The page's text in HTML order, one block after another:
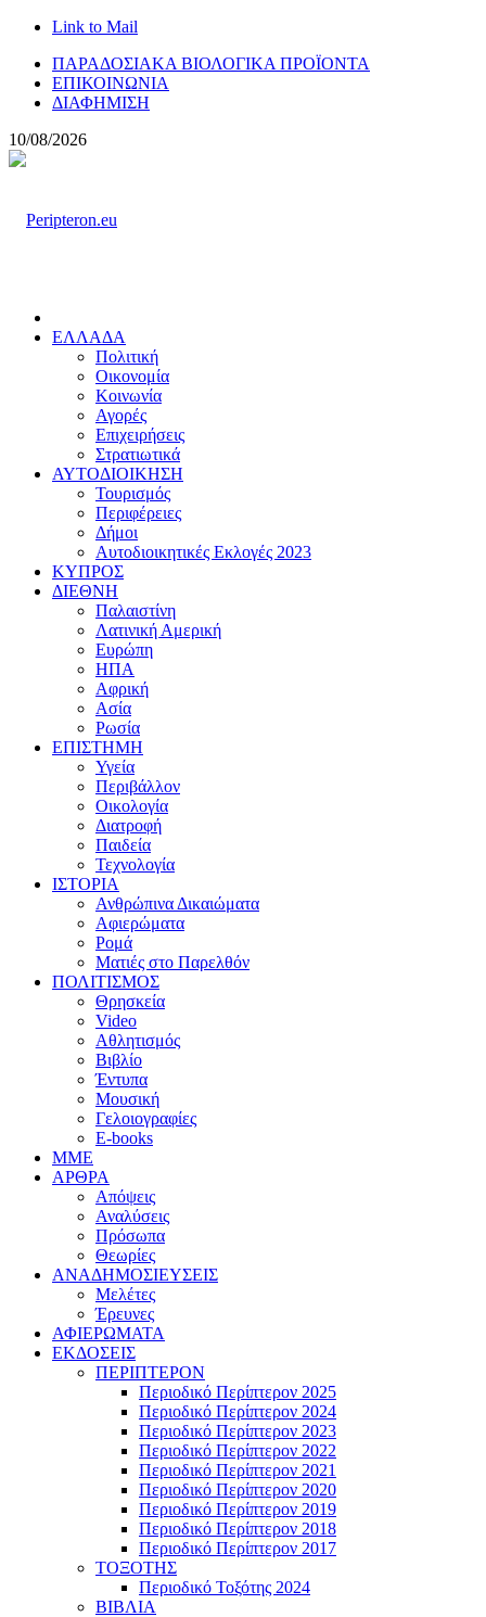
Link to Mail
ΠΑΡΑΔΟΣΙΑΚΑ ΒΙΟΛΟΓΙΚΑ ΠΡΟΪΟΝΤΑ
ΕΠΙΚΟΙΝΩΝΙΑ
ΔΙΑΦΗΜΙΣΗ
10/08/2026
ΕΛΛΑΔΑ
Πολιτική
Οικονομία
Κοινωνία
Αγορές
Επιχειρήσεις
Στρατιωτικά
ΑΥΤΟΔΙΟΙΚΗΣΗ
Τουρισμός
Περιφέρειες
Δήμοι
Αυτοδιοικητικές Εκλογές 2023
ΚΥΠΡΟΣ
ΔΙΕΘΝΗ
Παλαιστίνη
Λατινική Αμερική
Ευρώπη
ΗΠΑ
Αφρική
Ασία
Ρωσία
ΕΠΙΣΤΗΜΗ
Υγεία
Περιβάλλον
Οικολογία
Διατροφή
Παιδεία
Τεχνολογία
ΙΣΤΟΡΙΑ
Ανθρώπινα Δικαιώματα
Αφιερώματα
Ρομά
Ματιές στο Παρελθόν
ΠΟΛΙΤΙΣΜΟΣ
Θρησκεία
Video
Αθλητισμός
Βιβλίο
Έντυπα
Μουσική
Γελοιογραφίες
E-books
MME
ΑΡΘΡΑ
Απόψεις
Αναλύσεις
Πρόσωπα
Θεωρίες
ΑΝΑΔΗΜΟΣΙΕΥΣΕΙΣ
Μελέτες
Έρευνες
ΑΦΙΕΡΩΜΑΤΑ
ΕΚΔΟΣΕΙΣ
ΠΕΡΙΠΤΕΡΟΝ
Περιοδικό Περίπτερον 2025
Περιοδικό Περίπτερον 2024
Περιοδικό Περίπτερον 2023
Περιοδικό Περίπτερον 2022
Περιοδικό Περίπτερον 2021
Περιοδικό Περίπτερον 2020
Περιοδικό Περίπτερον 2019
Περιοδικό Περίπτερον 2018
Περιοδικό Περίπτερον 2017
ΤΟΞΟΤΗΣ
Περιοδικό Τοξότης 2024
ΒΙΒΛΙΑ